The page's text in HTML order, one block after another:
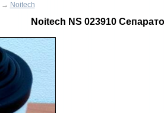
→ Noitech
Noitech NS 023910